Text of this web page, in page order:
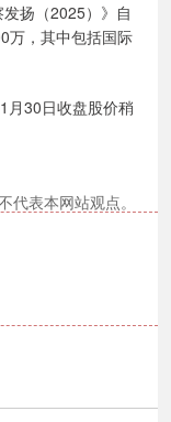
扬（2025）》自
万，其中包括国际
月30日收盘股价稍
表本网站观点。